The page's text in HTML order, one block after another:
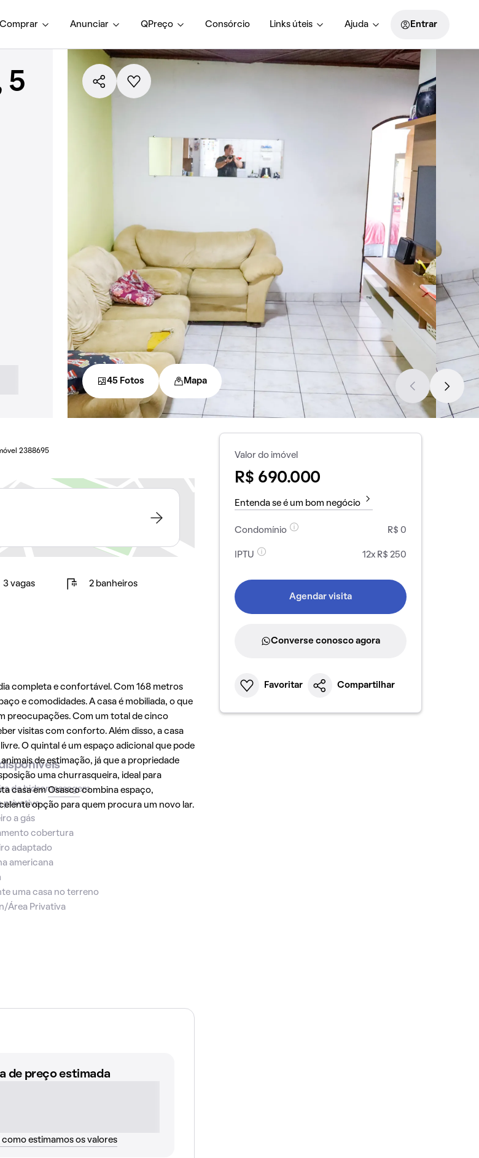
Comprar Anunciar QPreço Consórcio Links úteis Ajuda Entrar
5
45 Fotos Mapa
2388695
3 vagas 2 banheiros
completa e confortável. Com 168 metros
e comodidades. A casa é mobiliada, o que
preocupações. Com um total de cinco
visitas com conforto. Além disso, a casa
O quintal é um espaço adicional que pode
de estimação, já que a propriedade
uma churrasqueira, ideal para
casa emOsascocombina espaço,
opção para quem procura um novo lar.
de hidromassagem
privativa
a gás
cobertura
adaptado
americana
uma casa no terreno
Área Privativa
de preço estimada
como estimamos os valores
Valor do imóvel
R$ 690.000
Entenda se é um bom negócio
Condomínio R$ 0
IPTU 12x R$ 250
Agendar visita
Converse conosco agora
Favoritar Compartilhar